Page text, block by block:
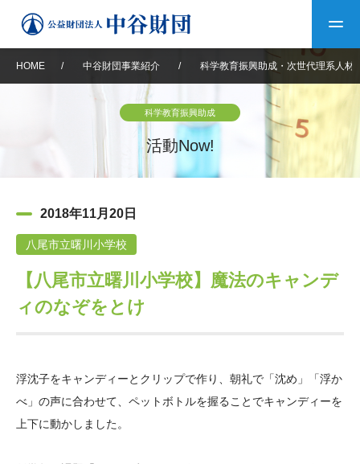
中谷財団について
設立趣意書
沿革 40年史デジタルブック
役員・評議員 公開情報
年報一覧
中谷財団事業紹介
神戸賞 長期大型研究助成
大学院生奨学金
国際学生交流プログラ
ム
中谷財団動画紹介
その他情報
アクセス よくあるご質問
日本語 English
HOME / 中谷財団事業紹介 / 科学教育振興助成・次世代理系人材
科学教育振興助成
活動Now!
2018年11月20日
八尾市立曙川小学校
【八尾市立曙川小学校】魔法のキャンデ
ィのなぞをとけ
浮沈子をキャンディーとクリップで作り、朝礼で「沈め」「浮か
べ」の声に合わせて、ペットボトルを握ることでキャンディーを
上下に動かしました。